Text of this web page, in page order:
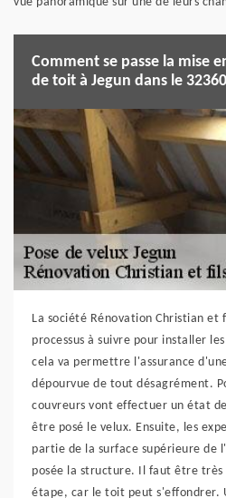
Comment se passe la mise
de toit à Jegun dans le 32360
La société Rénovation Christian et
processus à suivre pour installer
cela va permettre l'assurance
dépourvue de tout désagrément.
couvreurs vont effectuer un état
être posé le velux. Ensuite, les
partie de la surface supérieure de
posée la structure. Il faut être
étape, car le toit peut s'effondrer.